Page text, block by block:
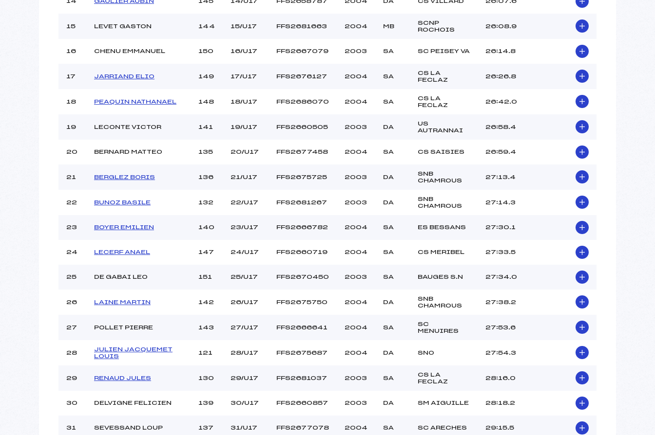
15 LEVET GASTON 144 15/U17 FFS2681663 2004 MB
SCNP
ROCHOIS
26:08.9
16 CHENU EMMANUEL 150 16/U17 FFS2667079 2003 SA SC PEISEY VA 26:14.8
17 JARRIAND ELIO 149 17/U17 FFS2676127 2004 SA
CS LA
FECLAZ
26:26.8
18 PEAQUIN NATHANAEL 148 18/U17 FFS2686070 2004 SA
CS LA
FECLAZ
26:42.0
19 LECONTE VICTOR 141 19/U17 FFS2660505 2003 DA
US
AUTRANNAI
26:58.4
20 BERNARD MATTEO 135 20/U17 FFS2677458 2004 SA CS SAISIES 26:59.4
21 BERGLEZ BORIS 136 21/U17 FFS2675725 2003 DA
SNB
CHAMROUS
27:13.4
22 BUNOZ BASILE 132 22/U17 FFS2681267 2003 DA
SNB
CHAMROUS
27:14.3
23 BOYER EMILIEN 140 23/U17 FFS2666782 2004 SA ES BESSANS 27:30.1
24 LECERF ANAEL 147 24/U17 FFS2660719 2004 SA CS MERIBEL 27:33.5
25 DE GABAI LEO 151 25/U17 FFS2670450 2003 SA BAUGES S.N 27:34.0
26 LAINE MARTIN 142 26/U17 FFS2675750 2004 DA
SNB
CHAMROUS
27:38.2
27 POLLET PIERRE 143 27/U17 FFS2666641 2004 SA
SC
MENUIRES
27:53.6
28
JULIEN JACQUEMET
LOUIS
121 28/U17 FFS2675687 2004 DA SNO 27:54.3
29 RENAUD JULES 130 29/U17 FFS2681037 2003 SA
CS LA
FECLAZ
28:16.0
30 DELVIGNE FELICIEN 139 30/U17 FFS2660857 2003 DA SM AIGUILLE 28:18.2
31 SEVESSAND LOUP 137 31/U17 FFS2677078 2004 SA SC ARECHES 29:15.5